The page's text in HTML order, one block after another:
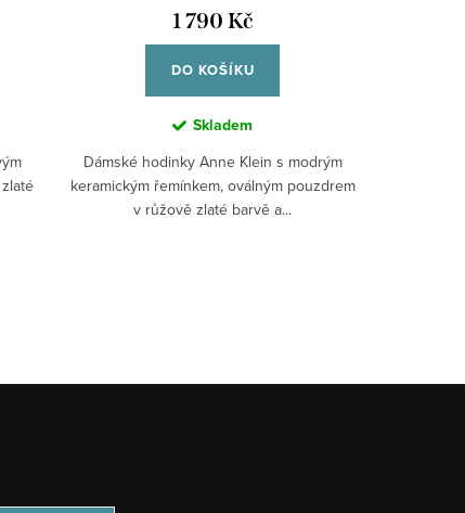
1 790 Kč
DO KOŠÍKU
Skladem
Dámské hodinky Anne Klein s modrým
keramickým řemínkem, oválným pouzdrem
v růžově zlaté barvě a...